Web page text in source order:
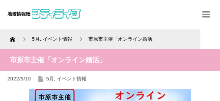
Home 5月 イベント情報 市原市主催「オンライン婚活」
市原市主催「オンライン婚活」
2022/5/10 5月 イベント情報